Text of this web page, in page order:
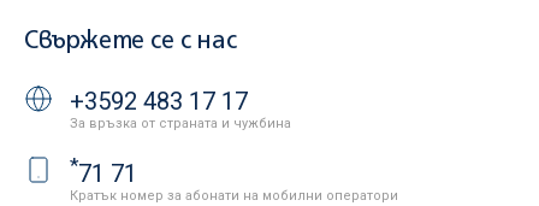
Свържете се с нас
+3592 483 17 17
За връзка от страната и чужбина
*71 71
Кратък номер за абонати на мобилни оператори